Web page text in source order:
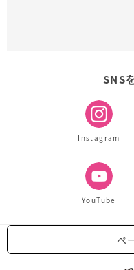
SNS
Instagram
YouTube
ペ